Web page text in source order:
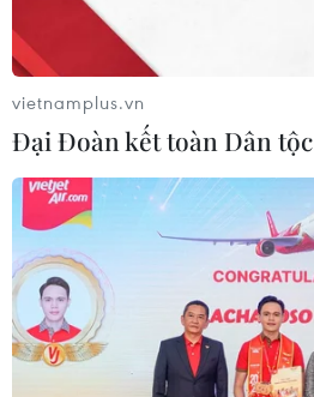
vietnamplus.vn
Đại Đoàn kết toàn Dân tộc